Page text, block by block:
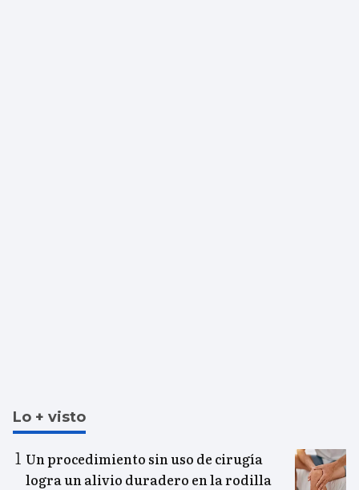
Lo + visto
Un procedimiento sin uso de cirugía
logra un alivio duradero en la rodilla